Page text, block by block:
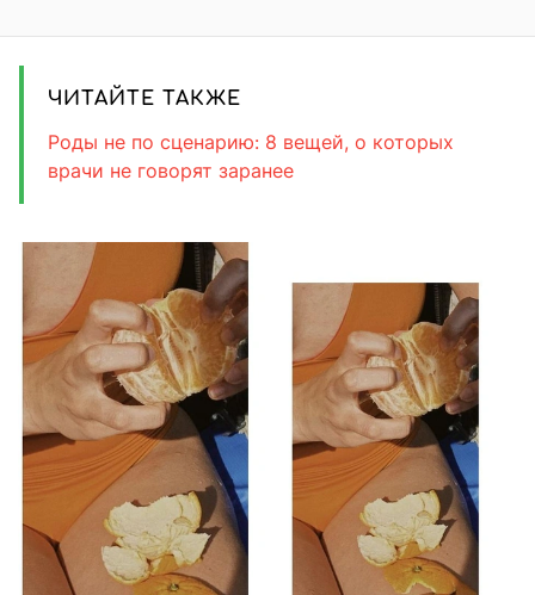
ЧИТАЙТЕ ТАКЖЕ
Роды не по сценарию: 8 вещей, о которых
врачи не говорят заранее